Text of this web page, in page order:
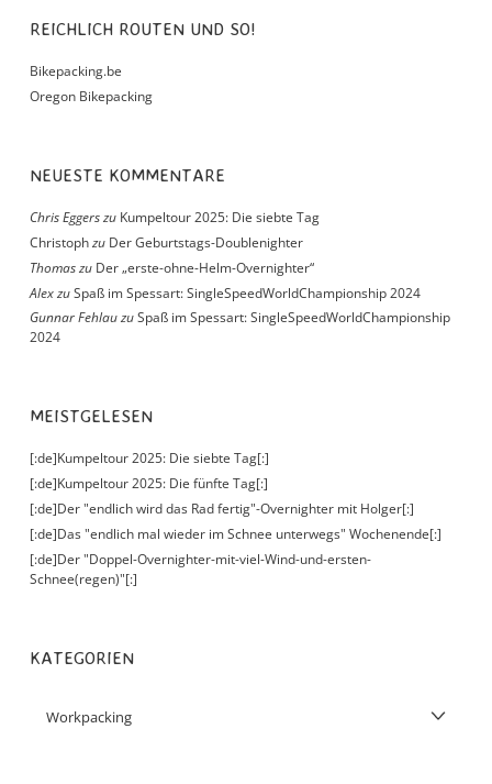
REICHLICH ROUTEN UND SO!
Bikepacking.be
Oregon Bikepacking
NEUESTE KOMMENTARE
Chris Eggerszu Kumpeltour 2025: Die siebte Tag
Christophzu Der Geburtstags-Doublenighter
Thomaszu Der „erste-ohne-Helm-Overnighter“
AlexzuSpaß im Spessart: SingleSpeedWorldChampionship 2024
Gunnar FehlauzuSpaß im Spessart: SingleSpeedWorldChampionship
2024
MEISTGELESEN
[:de]Kumpeltour 2025: Die siebte Tag[:]
[:de]Kumpeltour 2025: Die fünfte Tag[:]
[:de]Der "endlich wird das Rad fertig"-Overnighter mit Holger[:]
[:de]Das "endlich mal wieder im Schnee unterwegs" Wochenende[:]
[:de]Der "Doppel-Overnighter-mit-viel-Wind-und-ersten-
Schnee(regen)"[:]
KATEGORIEN